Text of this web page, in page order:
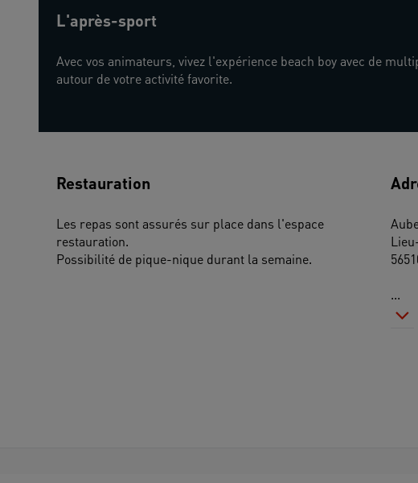
L'après-sport
Avec vos animateurs, vivez l'expérience beach boy avec de
autour de votre activité favorite.
Restauration
Les repas sont assurés sur place dans l'espace
restauration.
Possibilité de pique-nique durant la semaine.
...